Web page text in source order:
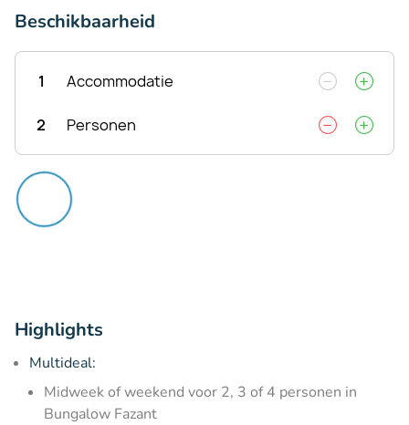
Beschikbaarheid
1 Accommodatie
2 Personen
Highlights
Multideal:
Midweek of weekend voor 2, 3 of 4 personen in
Bungalow Fazant